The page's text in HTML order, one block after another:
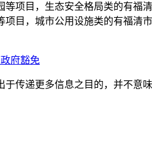
项目，生态安全格局类的有福
目，城市公用设施类的有福清
府豁免
传递更多信息之目的，并不意